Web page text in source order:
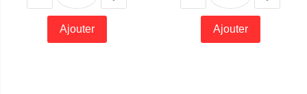
Ajouter Ajouter